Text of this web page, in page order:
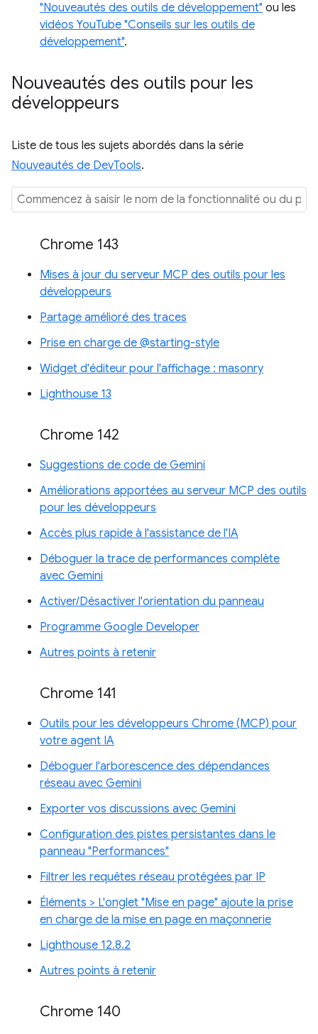
"Nouveautés des outils de développement" ou les
vidéos YouTube "Conseils sur les outils de
développement".
Nouveautés des outils pour les
développeurs
Liste de tous les sujets abordés dans la série
Nouveautés de DevTools.
Chrome 143
Mises à jour du serveur MCP des outils pour les
développeurs
Partage amélioré des traces
Prise en charge de @starting-style
Widget d'éditeur pour l'affichage : masonry
Lighthouse 13
Chrome 142
Suggestions de code de Gemini
Améliorations apportées au serveur MCP des outils
pour les développeurs
Accès plus rapide à l'assistance de l'IA
Déboguer la trace de performances complète
avec Gemini
Activer/Désactiver l'orientation du panneau
Programme Google Developer
Autres points à retenir
Chrome 141
Outils pour les développeurs Chrome (MCP) pour
votre agent IA
Déboguer l'arborescence des dépendances
réseau avec Gemini
Exporter vos discussions avec Gemini
Configuration des pistes persistantes dans le
panneau "Performances"
Filtrer les requêtes réseau protégées par IP
Éléments > L'onglet "Mise en page" ajoute la prise
en charge de la mise en page en maçonnerie
Lighthouse 12.8.2
Autres points à retenir
Chrome 140